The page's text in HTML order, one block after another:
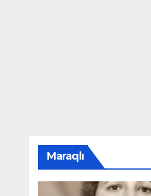
Maraqlı